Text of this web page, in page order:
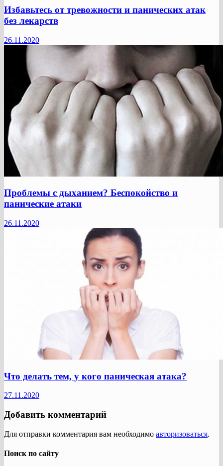
Избавьтесь от тревожности и панических атак
без лекарств
26.11.2020
Проблемы с дыханием? Беспокойство и
панические атаки
26.11.2020
Что делать тем, у кого паническая атака?
27.11.2020
Добавить комментарий
Для отправки комментария вам необходимо авторизоваться.
Поиск по сайту